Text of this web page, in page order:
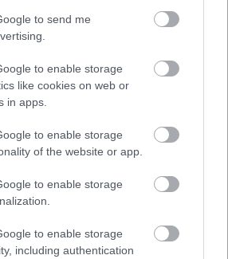
to send me
to enable storage
like cookies on web or
in apps.
to enable storage
of the website or app.
to enable storage
to enable storage
including authentication